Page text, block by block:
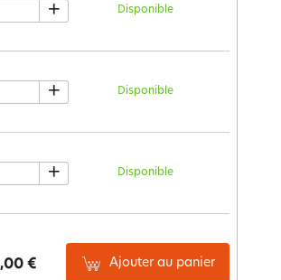
Disponible
+
Disponible
+
Disponible
+
€ Ajouter au panier